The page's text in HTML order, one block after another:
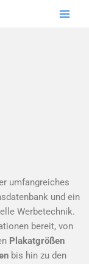
umfangreiches
und ein
Werbetechnik.
bereit, von
Plakatgrößen
bis hin zu den